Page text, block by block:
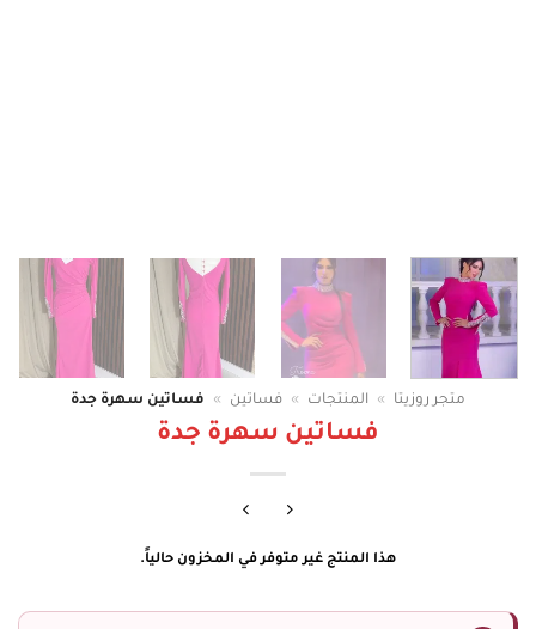
متجر روزيتا » المنتجات » فساتين » فساتين سهرة جدة
فساتين سهرة جدة
هذا المنتج غير متوفر في المخزون حالياً.